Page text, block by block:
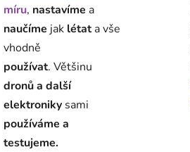
míru, nastavíme a
naučíme jak létata vše
vhodně
používat. Většinu
dronů a další
elektroniky sami
používáme a
testujeme.